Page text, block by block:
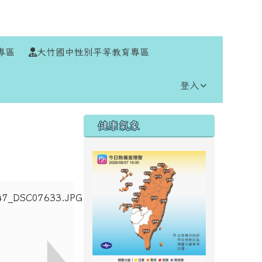
區 大竹國中性別平等教育專區
登入
右邊區域內容
健康氣象